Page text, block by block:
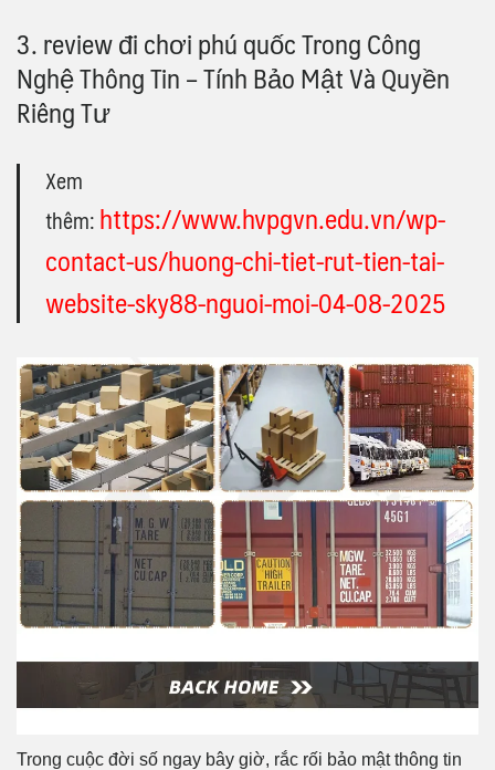
3. review đi chơi phú quốc Trong Công
Nghệ Thông Tin – Tính Bảo Mật Và Quyền
Riêng Tư
Xem
thêm:https://www.hvpgvn.edu.vn/wp-
contact-us/huong-chi-tiet-rut-tien-tai-
website-sky88-nguoi-moi-04-08-2025
Trong cuộc đời số ngay bây giờ, rắc rối bảo mật thông tin